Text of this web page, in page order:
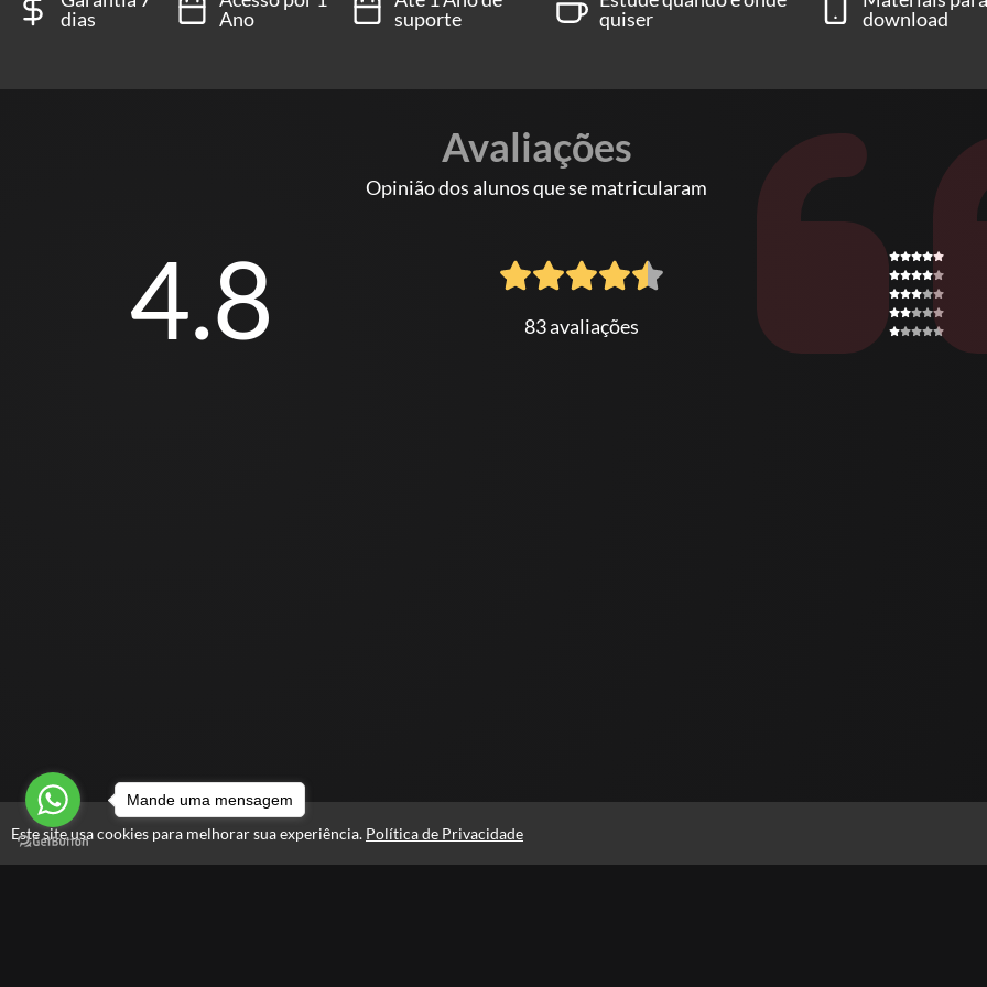
5 conchas pequenas, personalizadas.
dias
Ano
suporte
quiser
download
Avaliações
Opinião dos alunos que se matricularam
4.8 83 avaliações
Este site usa cookies para melhorar sua experiência. Política de Privacidade
Mande uma mensagem